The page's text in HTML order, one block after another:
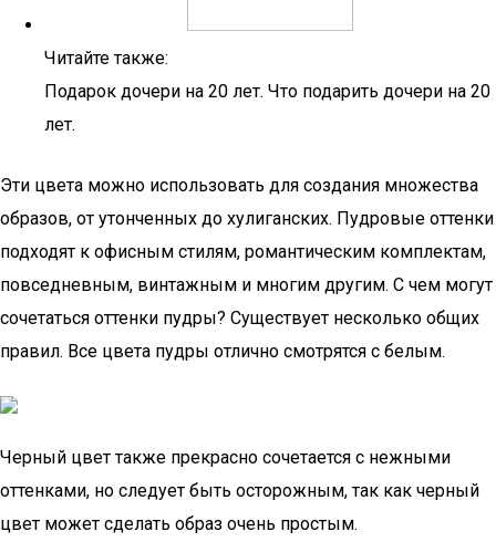
Читайте также:
Подарок дочери на 20 лет. Что подарить дочери на 20
лет.
Эти цвета можно использовать для создания множества
образов, от утонченных до хулиганских. Пудровые оттенки
подходят к офисным стилям, романтическим комплектам,
повседневным, винтажным и многим другим. С чем могут
сочетаться оттенки пудры? Существует несколько общих
правил. Все цвета пудры отлично смотрятся с белым.
Черный цвет также прекрасно сочетается с нежными
оттенками, но следует быть осторожным, так как черный
цвет может сделать образ очень простым.